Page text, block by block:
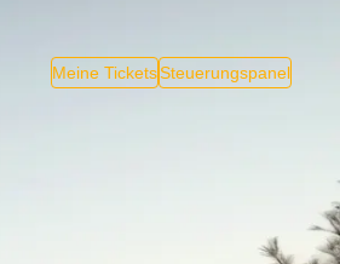
Meine TicketsSteuerungspanel